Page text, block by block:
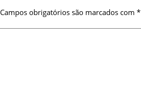
Campos obrigatórios são marcados com*